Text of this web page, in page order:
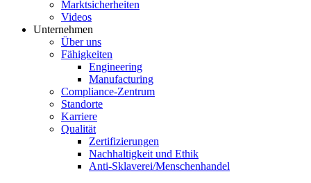
Marktsicherheiten
Videos
Unternehmen
Über uns
Fähigkeiten
Engineering
Manufacturing
Compliance-Zentrum
Standorte
Karriere
Qualität
Zertifizierungen
Nachhaltigkeit und Ethik
Anti-Sklaverei/Menschenhandel